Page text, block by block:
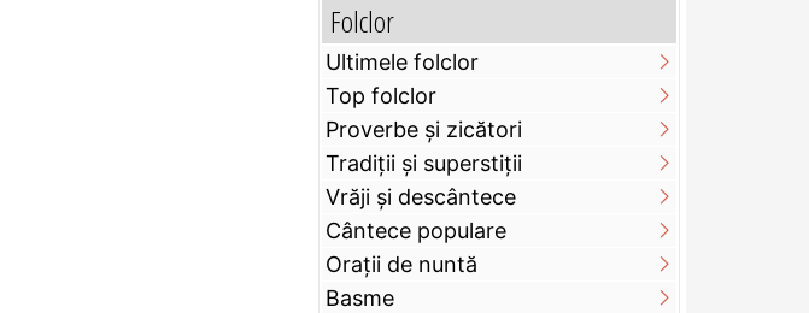
Folclor
Ultimele folclor
Top folclor
Proverbe și zicători
Tradiții și superstiții
Vrăji și descântece
Cântece populare
Orații de nuntă
Basme